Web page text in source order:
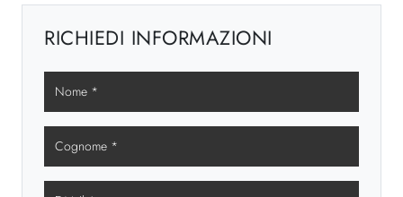
RICHIEDI INFORMAZIONI